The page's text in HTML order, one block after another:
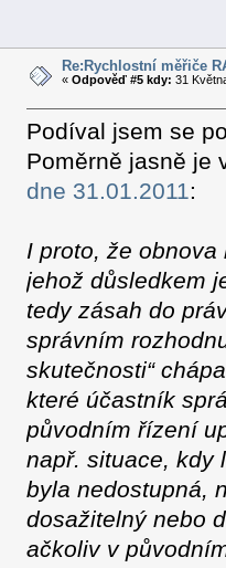
Re:Rychlostní měřiče
«Odpověď #5 kdy: 31
Podíval jsem se
Poměrně jasně je
dne 31.01.2011:
I proto, že
jehož důsledkem
tedy zásah do
správním
skutečnosti“
které účastník
původním řízení
např. situace, kdy
byla nedostupná,
dosažitelný nebo
ačkoliv v